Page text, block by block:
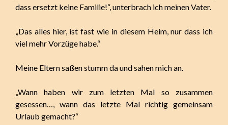
dass ersetzt keine Familie!“, unterbrach ich meinen Vater.
„Das alles hier, ist fast wie in diesem Heim, nur dass ich
viel mehr Vorzüge habe.“
Meine Eltern saßen stumm da und sahen mich an.
„Wann haben wir zum letzten Mal so zusammen
gesessen…, wann das letzte Mal richtig gemeinsam
Urlaub gemacht?“